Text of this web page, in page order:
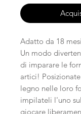
Adatto da 18
Un modo
di imparare le
artici!
legno nelle loro
impilateli l'uno
giocare